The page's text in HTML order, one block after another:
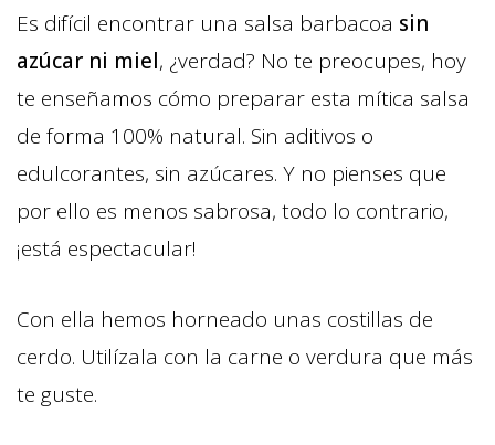
Es difícil encontrar una salsa barbacoa sin
azúcar ni miel, ¿verdad? No te preocupes, hoy
te enseñamos cómo preparar esta mítica salsa
de forma 100% natural. Sin aditivos o
edulcorantes, sin azúcares. Y no pienses que
por ello es menos sabrosa, todo lo contrario,
¡está espectacular!
Con ella hemos horneado unas costillas de
cerdo. Utilízala con la carne o verdura que más
te guste.